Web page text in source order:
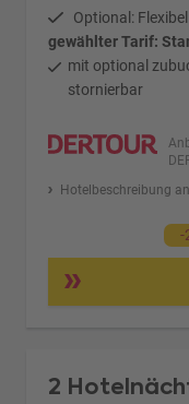
Optional:
gewählter Tarif:
mit optional
stornierbar
Hotelbeschreibung
-
2